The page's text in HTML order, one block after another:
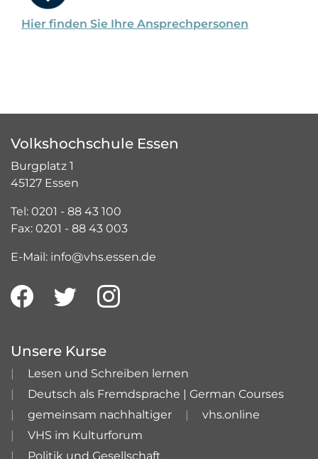
Hier finden Sie Ihre Ansprechpersonen
Volkshochschule Essen
Burgplatz 1
45127 Essen
Tel: 0201 - 88 43 100
Fax: 0201 - 88 43 003
E-Mail: info@vhs.essen.de
Unsere Kurse
Lesen und Schreiben lernen
Deutsch als Fremdsprache | German Courses
gemeinsam nachhaltiger
vhs.online
VHS im Kulturforum
Politik und Gesellschaft